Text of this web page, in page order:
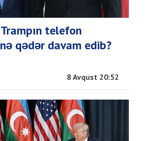
telefon
nə qədər davam edib?
8 Avqust 20:52